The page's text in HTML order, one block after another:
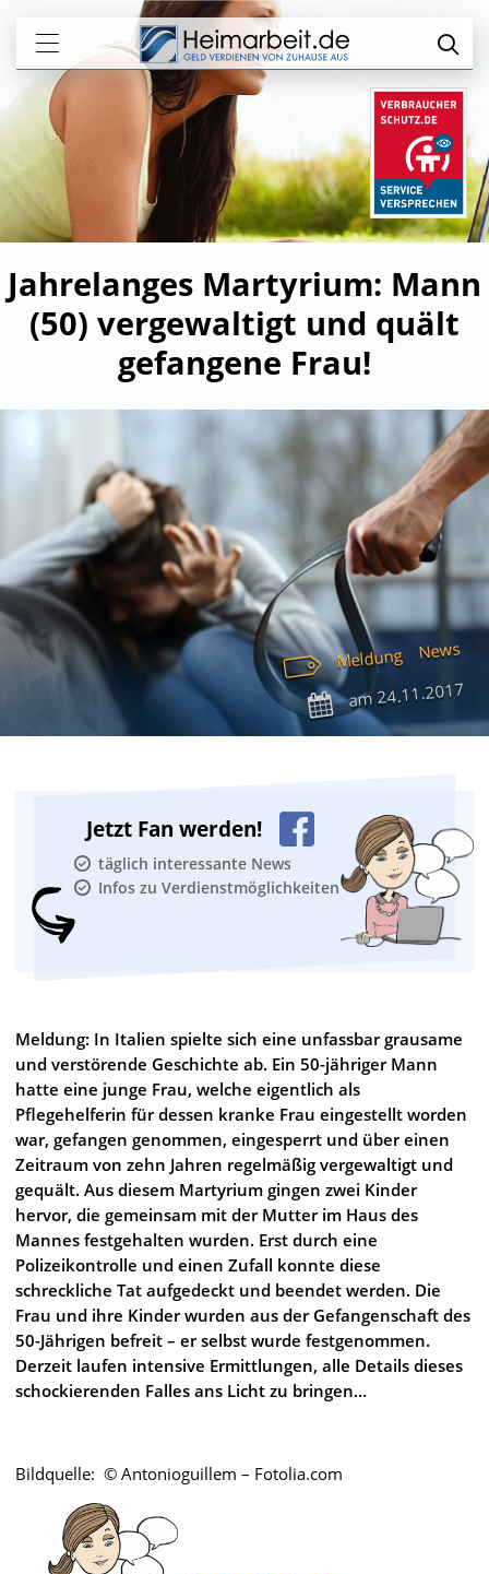
Jahrelanges Martyrium: Mann
(50) vergewaltigt und quält
gefangene Frau!
Meldung News
am24.11.2017
Jetzt Fan werden!
täglich interessante News
Infos zu Verdienstmöglichkeiten
Meldung: In Italien spielte sich eine unfassbar grausame
und verstörende Geschichte ab. Ein 50-jähriger Mann
hatte eine junge Frau, welche eigentlich als
Pflegehelferin für dessen kranke Frau eingestellt worden
war, gefangen genommen, eingesperrt und über einen
Zeitraum von zehn Jahren regelmäßig vergewaltigt und
gequält. Aus diesem Martyrium gingen zwei Kinder
hervor, die gemeinsam mit der Mutter im Haus des
Mannes festgehalten wurden. Erst durch eine
Polizeikontrolle und einen Zufall konnte diese
schreckliche Tat aufgedeckt und beendet werden. Die
Frau und ihre Kinder wurden aus der Gefangenschaft des
50-Jährigen befreit – er selbst wurde festgenommen.
Derzeit laufen intensive Ermittlungen, alle Details dieses
schockierenden Falles ans Licht zu bringen…
Bildquelle: © Antonioguillem – Fotolia.com